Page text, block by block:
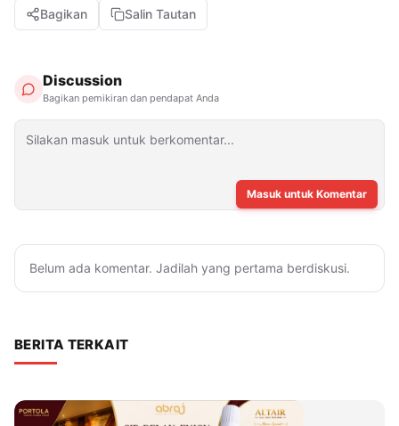
Bagikan Salin Tautan
Discussion
Bagikan pemikiran dan pendapat Anda
Masuk untuk Komentar
Belum ada komentar. Jadilah yang pertama berdiskusi.
BERITA TERKAIT